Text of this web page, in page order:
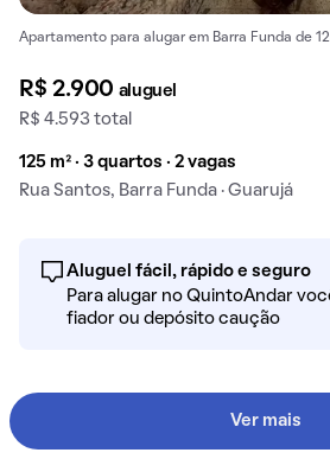
Apartamento para alugar em Barra Funda de
R$ 2.900 aluguel
R$ 4.593 total
125 m² · 3 quartos · 2 vagas
Rua Santos, Barra Funda · Guarujá
Aluguel fácil, rápido e seguro
Para alugar no QuintoAndar
fiador ou depósito caução
Ver mais